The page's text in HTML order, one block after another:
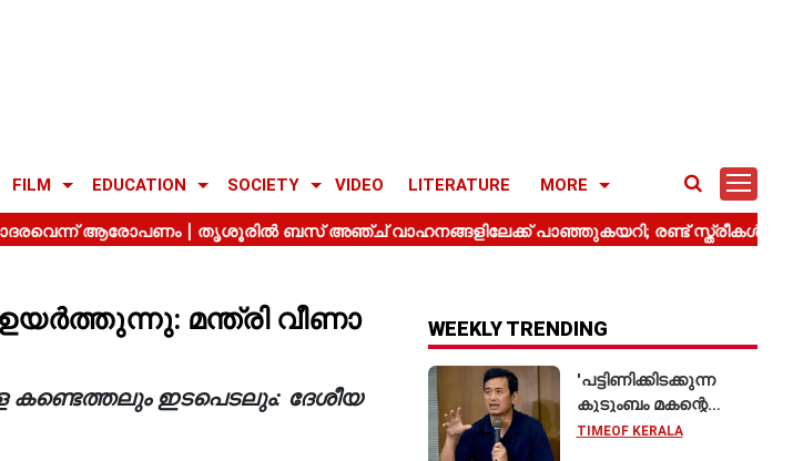
FILM EDUCATION SOCIETY VIDEO LITERATURE MORE
മന്ത്രി വീണാ
ഇടപെടലും: ദേശീയ
WEEKLY TRENDING
'പട്ടിണിക്കിടക്കുന്ന
കുടുംബം മകന്റെ
വിവാഹത്തിന് ഷാരൂഖ്
TIMEOF KERALA